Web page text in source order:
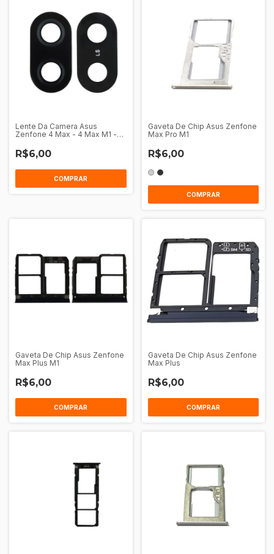
Lente Da Camera Asus
Zenfone 4 Max - 4 Max M1 -
R$6,00
COMPRAR
Gaveta De Chip Asus Zenfone
Max Pro M1
R$6,00
COMPRAR
Gaveta De Chip Asus Zenfone
Max Plus M1
R$6,00
COMPRAR
Gaveta De Chip Asus Zenfone
Max Plus
R$6,00
COMPRAR